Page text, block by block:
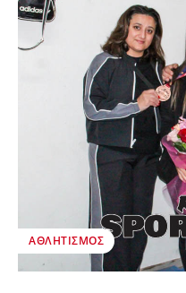
ΑΘΛΗΤΙΣΜΌΣ